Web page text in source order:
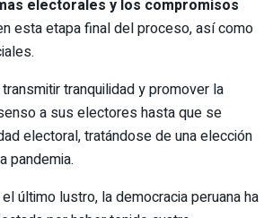
electorales y los compromisos
esta etapa final del proceso, así como
tranquilidad y promover la
a sus electores hasta que se
electoral, tratándose de una elección
pandemia.
último lustro, la democracia peruana ha